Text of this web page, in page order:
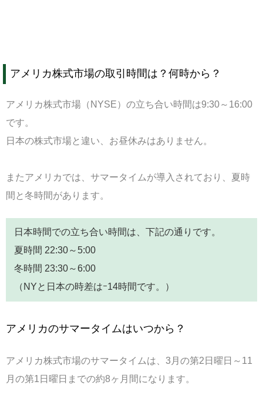
アメリカ株式市場の取引時間は？何時から？
アメリカ株式市場（NYSE）の立ち合い時間は9:30～16:00
です。
日本の株式市場と違い、お昼休みはありません。
またアメリカでは、サマータイムが導入されており、夏時
間と冬時間があります。
日本時間での立ち合い時間は、下記の通りです。
夏時間 22:30～5:00
冬時間 23:30～6:00
（NYと日本の時差はｰ14時間です。）
アメリカのサマータイムはいつから？
アメリカ株式市場のサマータイムは、3月の第2日曜日～11
月の第1日曜日までの約8ヶ月間になります。